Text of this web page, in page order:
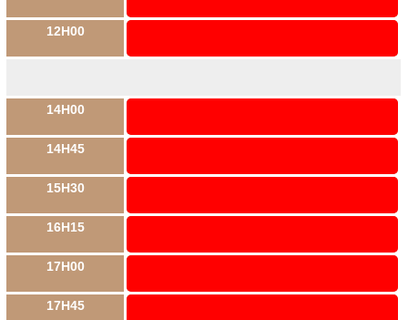
12H00
14H00
14H45
15H30
16H15
17H00
17H45